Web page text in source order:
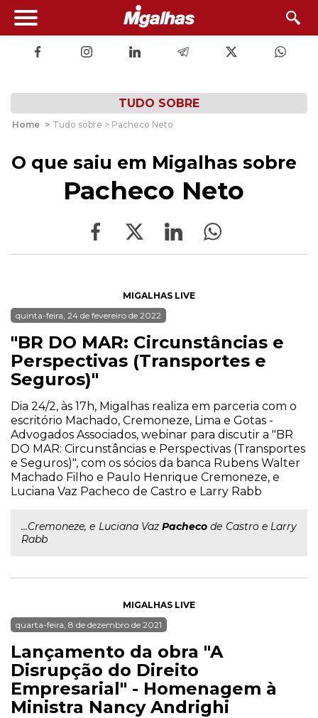
TUDO SOBRE
Home > Tudo sobre > Pacheco Neto
O que saiu em Migalhas sobre
Pacheco Neto
MIGALHAS LIVE
quinta-feira, 24 de fevereiro de 2022
"BR DO MAR: Circunstâncias e
Perspectivas (Transportes e
Seguros)"
Dia 24/2, às 17h, Migalhas realiza em parceria com o
escritório Machado, Cremoneze, Lima e Gotas -
Advogados Associados, webinar para discutir a "BR
DO MAR: Circunstâncias e Perspectivas (Transportes
e Seguros)", com os sócios da banca Rubens Walter
Machado Filho e Paulo Henrique Cremoneze, e
Luciana Vaz Pacheco de Castro e Larry Rabb
...Cremoneze, e Luciana VazPacheco de Castro e Larry
Rabb
MIGALHAS LIVE
quarta-feira, 8 de dezembro de 2021
Lançamento da obra "A
Disrupção do Direito
Empresarial" - Homenagem à
Ministra Nancy Andrighi